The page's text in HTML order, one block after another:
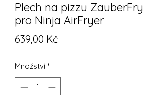
Plech na pizzu ZauberFry
pro Ninja AirFryer
639,00 KčCena
Množství *